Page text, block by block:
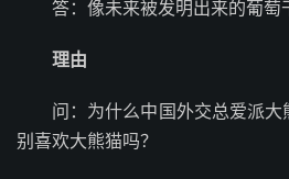
答：像未来被发明出来的葡萄
理由
问：为什么中国外交总爱派
别喜欢大熊猫吗？